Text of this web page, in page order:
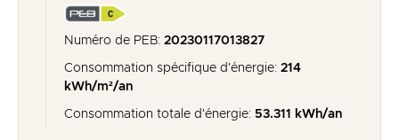
Numéro de PEB: 20230117013827
Consommation spécifique d'énergie: 214
kWh/m²/an
Consommation totale d'énergie: 53.311 kWh/an